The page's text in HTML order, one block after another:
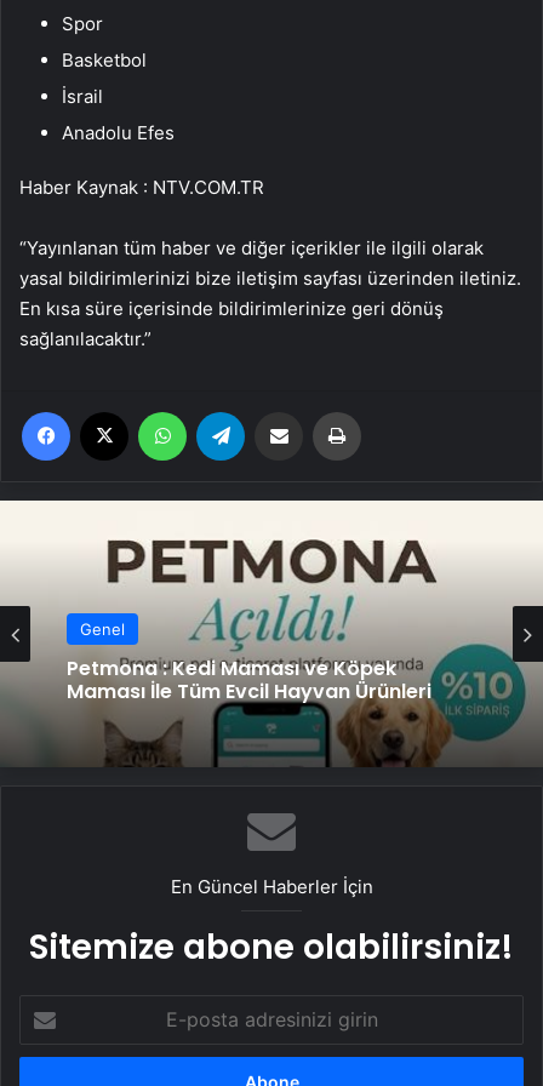
Spor
Basketbol
İsrail
Anadolu Efes
Haber Kaynak : NTV.COM.TR
“Yayınlanan tüm haber ve diğer içerikler ile ilgili olarak
yasal bildirimlerinizi bize iletişim sayfası üzerinden iletiniz.
En kısa süre içerisinde bildirimlerinize geri dönüş
sağlanılacaktır.”
Facebook WhatsApp Email'den paylaş
Genel
Petmona : Kedi Maması ve Köpek
Maması İle Tüm Evcil Hayvan Ürünleri
En Güncel Haberler İçin
Sitemize abone olabilirsiniz!
posta
adresinizi